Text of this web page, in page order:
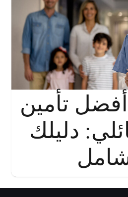
تأمين
دليلك